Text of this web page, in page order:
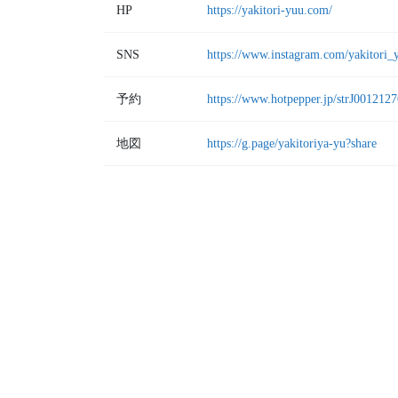
HP https://yakitori-yuu.com/
SNS https://www.instagram.com/
予約 https://www.hotpepper.jp/
地図 https://g.page/yakitoriya-yu?share